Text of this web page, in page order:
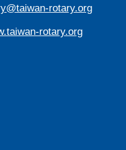
rotary.org
rotary.org